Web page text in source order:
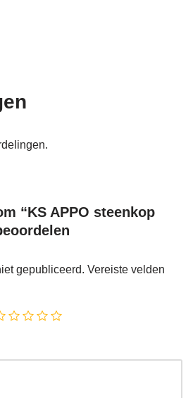
“KS APPO steenkop
gepubliceerd. Vereiste velden